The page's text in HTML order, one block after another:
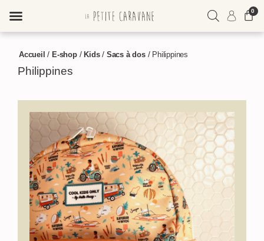
0
Accueil /E-shop/Kids/ Sacs à dos/ Philippines
Philippines